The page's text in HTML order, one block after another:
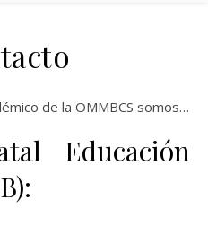
de la OMMBCS somos…
Educación